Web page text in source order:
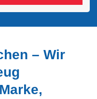
– Wir